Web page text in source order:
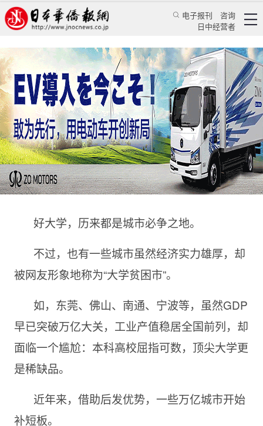
电子报刊
咨询
日中经营者
补短板、强动能 万亿城市聚力打造新型研究型大
学
三里河 三里河工作室 特辑
中国新闻网 2025/6/27 10:46:33
好大学，历来都是城市必争之地。
不过，也有一些城市虽然经济实力雄厚，却
被网友形象地称为“大学贫困市”。
如，东莞、佛山、南通、宁波等，虽然GDP
早已突破万亿大关，工业产值稳居全国前列，却
面临一个尴尬：本科高校屈指可数，顶尖大学更
是稀缺品。
近年来，借助后发优势，一些万亿城市开始
补短板。